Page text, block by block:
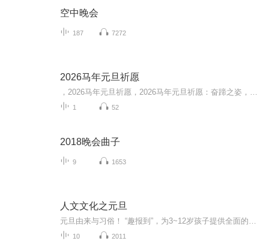
空中晚会
187 7272
2026马年元旦祈愿
1 52
2018晚会曲子
9 1653
人文文化之元旦
10 2011